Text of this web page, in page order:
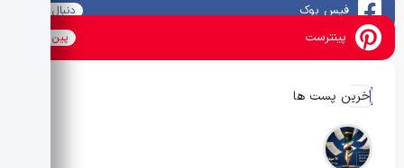
فیس بوک دنبال کنید
پینترست پین کنید
آخرین پست ها